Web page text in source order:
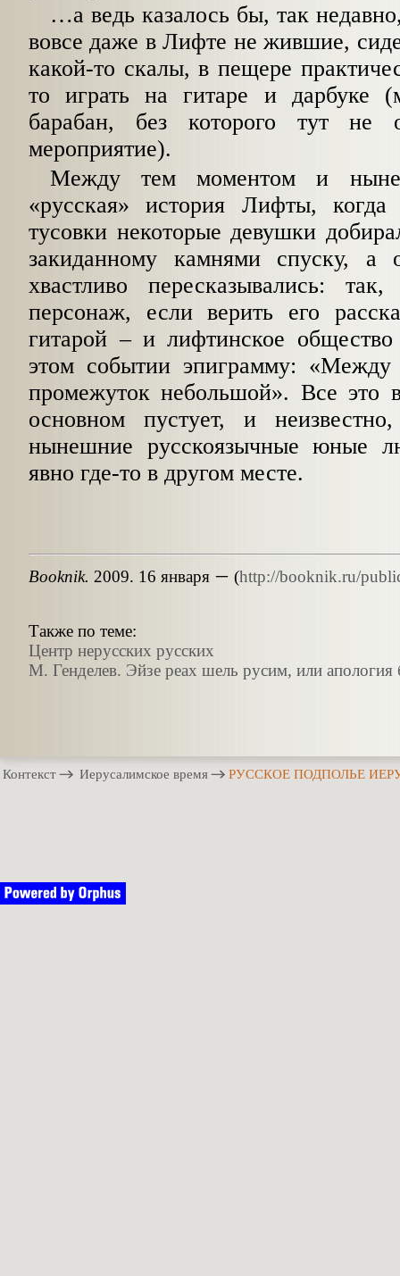
…а ведь казалось бы, так
вовсе даже в Лифте не жившие,
какой-то скалы, в пещере
то играть на гитаре и дарбуке
барабан, без которого тут не
мероприятие).
Между тем моментом и
«русская» история Лифты,
тусовки некоторые девушки
закиданному камнями спуску, а
хвастливо пересказывались:
персонаж, если верить его
гитарой – и лифтинское
этом событии эпиграмму:
промежуток небольшой». Все
основном пустует, и
нынешние русскоязычные юные
явно где-то в другом месте.
Booknik. 2009. 16 января – (http://booknik.ru/
Также по теме:
Центр нерусских русских
М. Генделев. Эйзе реах шель русим, или апология
Контекст Иерусалимское время РУССКОЕ ПОДПОЛЬЕ